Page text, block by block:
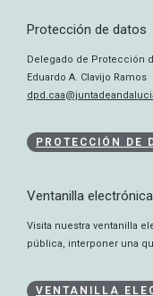
Protección de datos
Delegado de Protección
Eduardo A. Clavijo Ramos
PROTECCIÓN DE
Ventanilla electrónica
Visita nuestra ventanilla
pública, interponer una
VENTANILLA